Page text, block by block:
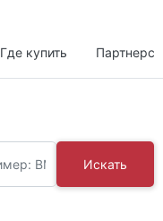
Где купить
Искать